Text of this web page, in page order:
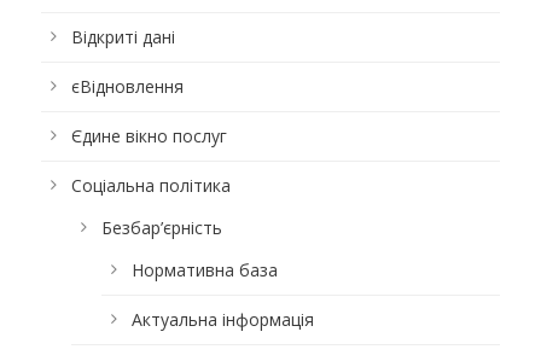
Відкриті дані
єВідновлення
Єдине вікно послуг
Соціальна політика
Безбар’єрність
Нормативна база
Актуальна інформація